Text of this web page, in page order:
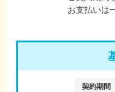
お支払いは
契約期間